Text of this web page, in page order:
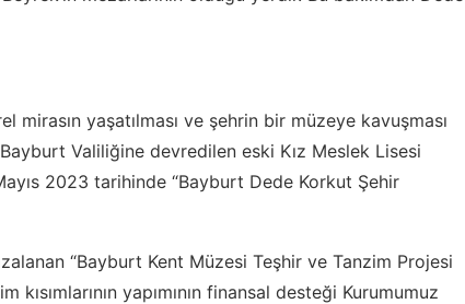
yaşatılması ve şehrin bir müzeye kavuşması
Valiliğine devredilen eski Kız Meslek Lisesi
2023 tarihinde “Bayburt Dede Korkut Şehir
“Bayburt Kent Müzesi Teşhir ve Tanzim Projesi
yapımının finansal desteği Kurumumuz